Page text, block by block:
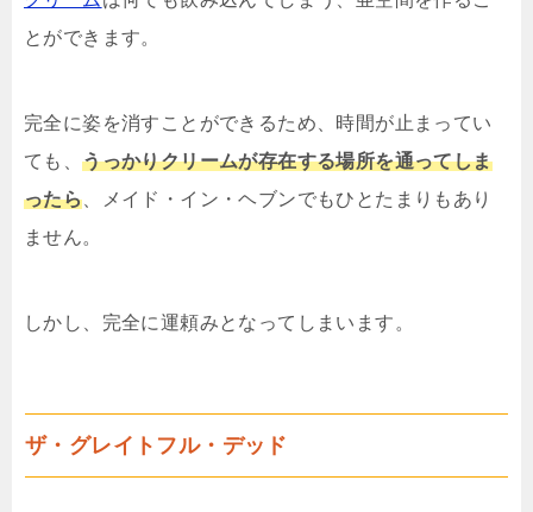
とができます。
完全に姿を消すことができるため、時間が止まってい
ても、うっかりクリームが存在する場所を通ってしま
ったら 、メイド・イン・ヘブンでもひとたまりもあり
ません。
しかし、完全に運頼みとなってしまいます。
ザ・グレイトフル・デッド